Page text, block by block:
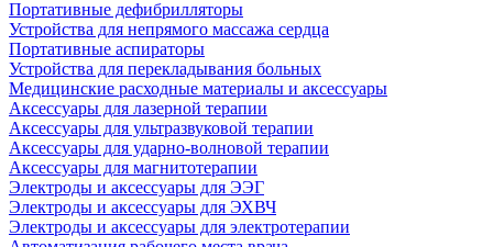
Портативные дефибрилляторы
Устройства для непрямого массажа сердца
Портативные аспираторы
Устройства для перекладывания больных
Медицинские расходные материалы и аксессуары
Аксессуары для лазерной терапии
Аксессуары для ультразвуковой терапии
Аксессуары для ударно-волновой терапии
Аксессуары для магнитотерапии
Электроды и аксессуары для ЭЭГ
Электроды и аксессуары для ЭХВЧ
Электроды и аксессуары для электротерапии